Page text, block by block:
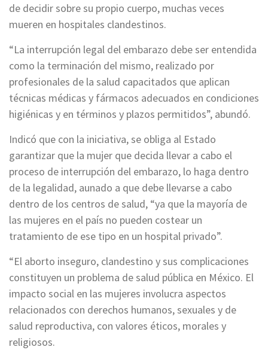
de decidir sobre su propio cuerpo, muchas veces
mueren en hospitales clandestinos.
“La interrupción legal del embarazo debe ser entendida
como la terminación del mismo, realizado por
profesionales de la salud capacitados que aplican
técnicas médicas y fármacos adecuados en condiciones
higiénicas y en términos y plazos permitidos”, abundó.
Indicó que con la iniciativa, se obliga al Estado
garantizar que la mujer que decida llevar a cabo el
proceso de interrupción del embarazo, lo haga dentro
de la legalidad, aunado a que debe llevarse a cabo
dentro de los centros de salud, “ya que la mayoría de
las mujeres en el país no pueden costear un
tratamiento de ese tipo en un hospital privado”.
“El aborto inseguro, clandestino y sus complicaciones
constituyen un problema de salud pública en México. El
impacto social en las mujeres involucra aspectos
relacionados con derechos humanos, sexuales y de
salud reproductiva, con valores éticos, morales y
religiosos.